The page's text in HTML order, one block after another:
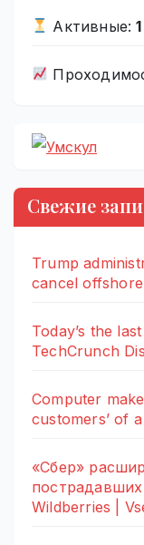
Активные:1
Свежие
Trump
cancel
Today’s the
TechCrunch
Computer
customers’ of
«Сбер»
Wildberries |